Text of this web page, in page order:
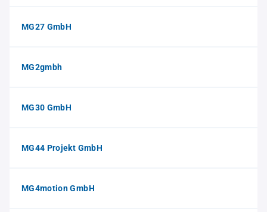
MG27 GmbH
MG2gmbh
MG30 GmbH
MG44 Projekt GmbH
MG4motion GmbH